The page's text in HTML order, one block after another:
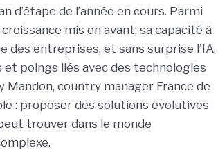
d’étape de l’année en cours. Parmi
mis en avant, sa capacité à
des entreprises, et sans surprise l'IA.
et poings liés avec des technologies
Mandon, country manager France de
: proposer des solutions évolutives
trouver dans le monde